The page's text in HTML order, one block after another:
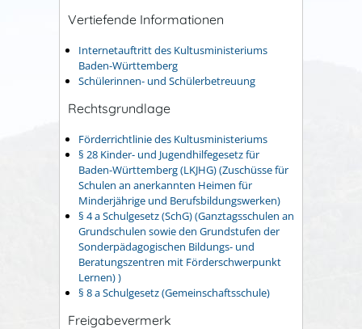
Vertiefende Informationen
Internetauftritt des Kultusministeriums
Baden-Württemberg
Schülerinnen- und Schülerbetreuung
Rechtsgrundlage
Förderrichtlinie des Kultusministeriums
§ 28 Kinder- und Jugendhilfegesetz für
Baden-Württemberg (LKJHG) (Zuschüsse für
Schulen an anerkannten Heimen für
Minderjährige und Berufsbildungswerken)
§ 4 a Schulgesetz (SchG) (Ganztagsschulen an
Grundschulen sowie den Grundstufen der
Sonderpädagogischen Bildungs- und
Beratungszentren mit Förderschwerpunkt
Lernen) )
§ 8 a Schulgesetz (Gemeinschaftsschule)
Freigabevermerk